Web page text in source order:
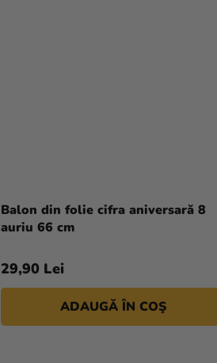
Balon din folie cifra aniversară 8
auriu 66 cm
29,90 Lei
ADAUGĂ ÎN COŞ